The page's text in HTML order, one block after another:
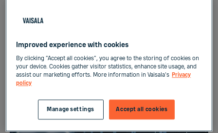
Improved experience with cookies
By clicking “Accept all cookies”, you agree to the storing of cookies on
your device. Cookies gather visitor statistics, enhance site usage, and
assist our marketing efforts. More information in Vaisala's Privacy
policy
Accept all cookies
Manage settings